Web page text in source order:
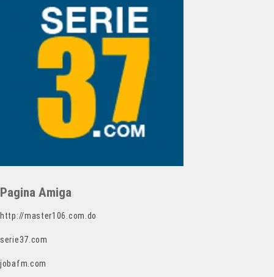
Pagina Amiga
http://master106.com.do
serie37.com
jobafm.com